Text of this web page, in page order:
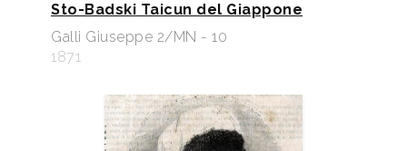
Sto-Badski Taicun del Giappone
Galli Giuseppe 2/MN - 10
1871